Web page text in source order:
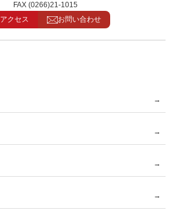
FAX (0266)21-1015
アクセス
お問い合わせ
→
→
→
→